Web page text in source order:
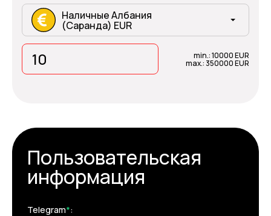
Наличные Албания
(Саранда) EUR
min.: 10000 EUR
max.: 350000 EUR
Пользовательская
информация
Telegram*: